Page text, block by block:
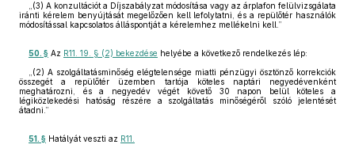
„(3) A konzultációt a Díjszabályzat módosítása vagy az árplafon felülvizsgálata
iránti kérelem benyújtását megelőzően kell lefolytatni, és a repülőtér használók
módosítással kapcsolatos álláspontját a kérelemhez mellékelni kell.”
50. § Az R11. 19. § (2) bekezdése helyébe a következő rendelkezés lép:
„(2) A szolgáltatásminőség elégtelensége miatti pénzügyi ösztönző korrekciók
összegét a repülőtér üzemben tartója köteles naptári negyedévenként
meghatározni, és a negyedév végét követő 30 napon belül köteles a
légiközlekedési hatóság részére a szolgáltatás minőségéről szóló jelentését
átadni.”
51. § Hatályát veszti az R11.